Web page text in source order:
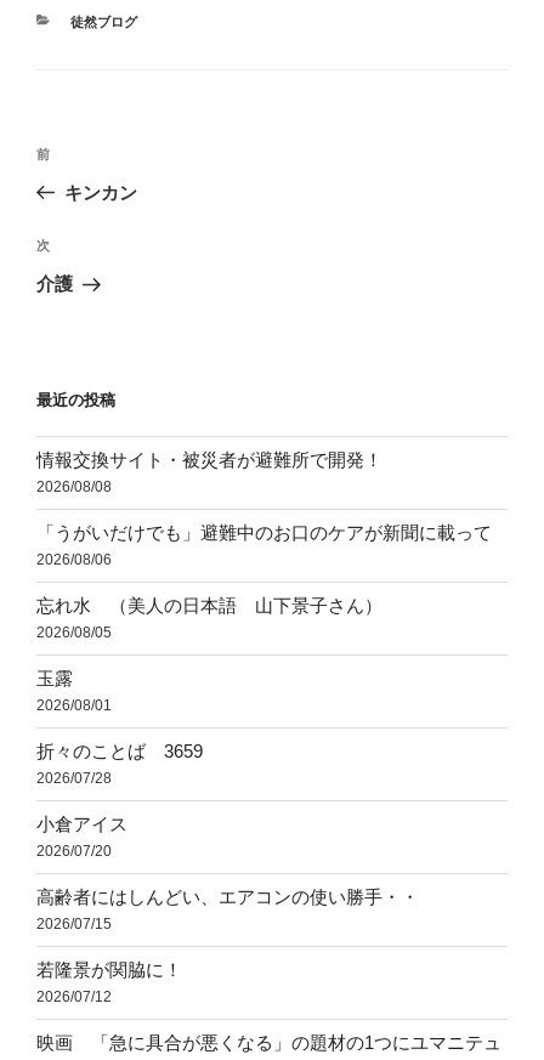
カ
徒然ブログ
投
ビ
ゲ
ン
前
の
稿
前
キンカン
次
の
次
介護
最近の投稿
情報交換サイト・被災者が避難所で開発！
2026/08/08
「うがいだけでも」避難中のお口のケアが新聞に載って
2026/08/06
忘れ水 （美人の日本語 山下景子さん）
2026/08/05
玉露
2026/08/01
折々のことば 3659
2026/07/28
小倉アイス
2026/07/20
高齢者にはしんどい、エアコンの使い勝手・・
2026/07/15
若隆景が関脇に！
2026/07/12
映画 「急に具合が悪くなる」の題材の1つにユマニテュ